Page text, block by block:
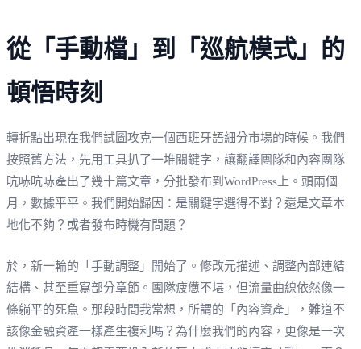
從「手動檔」到「巡航模式」的
頓悟時刻
轉折點出現在我們試圖攻克一個西班牙語細分市場的時候。我們
按照舊方法，先用工具扒了一堆關鍵字，讓翻譯團隊和內容團隊
吭哧吭哧產出了幾十篇文章，分批發布到WordPress上。頭兩個
月，數據平平。我們開始歸因：是關鍵字選得不對？還是文章本
地化不夠？或者發布時機有問題？
於，新一輪的「手動調整」開始了。修改元描述、調整內部連結
結構、甚至重寫部分章節。團隊疲憊不堪，但流量曲線依然像一
條躺平的死魚。那段時間我常想，所謂的「內容資產」，難道不
該像金融資產一樣產生複利嗎？為什麼我們的內容，更像是一次